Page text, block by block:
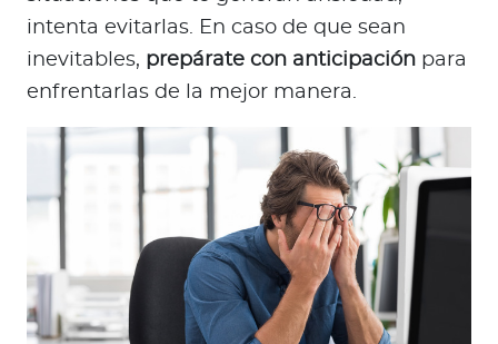
intenta evitarlas. En caso de que sean
inevitables, prepárate con anticipación para
enfrentarlas de la mejor manera.